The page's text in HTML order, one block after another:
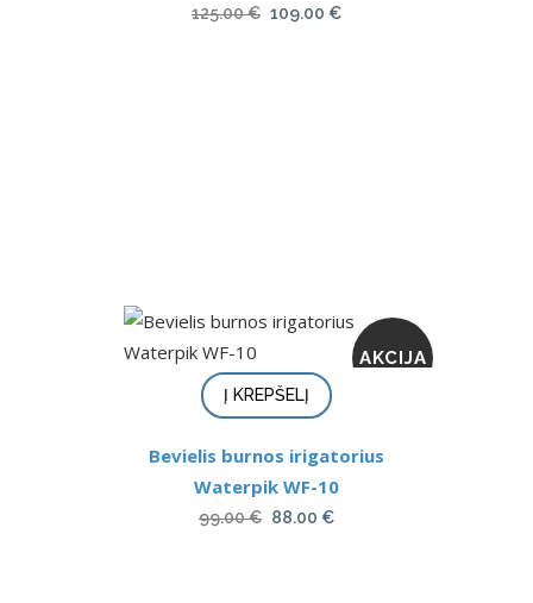
125.00€ Original
109.00 €Current
AKCIJA
Į KREPŠELĮ
Bevielis burnos irigatorius
Waterpik WF-10
99.00€ Original
88.00 €Current